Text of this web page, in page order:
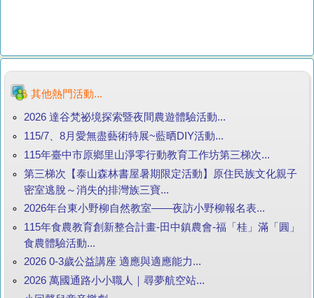
其他熱門活動...
2026 達谷梵祕境探索暨夜間農遊體驗活動...
115/7、8月愛無盡藝術特展~藍晒DIY活動...
115年臺中市原鄉里山淨零行動教育工作坊第三梯次...
第三梯次【泰山森林書屋暑期限定活動】原住民族文化親子
密室逃脫～消失的排灣族三寶...
2026年台東小野柳自然教室——夜訪小野柳報名表...
115年食農教育創新整合計畫-田中鎮農會-福「桂」滿「圓」
食農體驗活動...
2026 0-3歲公益講座 適應與適應能力...
2026 萬國通路小小職人｜尋夢航空站...